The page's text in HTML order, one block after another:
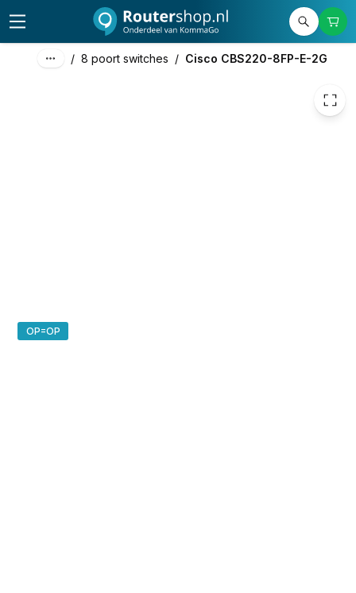
/ 8 poort switches / Cisco CBS220-8FP-E-2G
OP=OP
236,03 excl. btw
285,60 incl. btw